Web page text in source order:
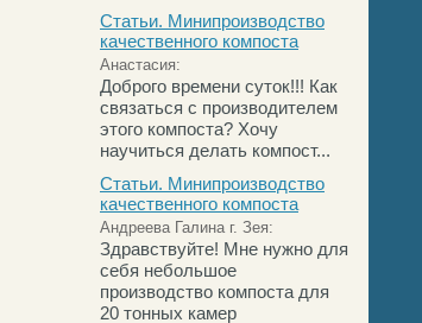
Статьи. Минипроизводство
качественного компоста
Анастасия:
Доброго времени суток!!! Как
связаться с производителем
этого компоста? Хочу
научиться делать компост...
Статьи. Минипроизводство
качественного компоста
Андреева Галина г. Зея:
Здравствуйте! Мне нужно для
себя небольшое
производство компоста для
20 тонных камер